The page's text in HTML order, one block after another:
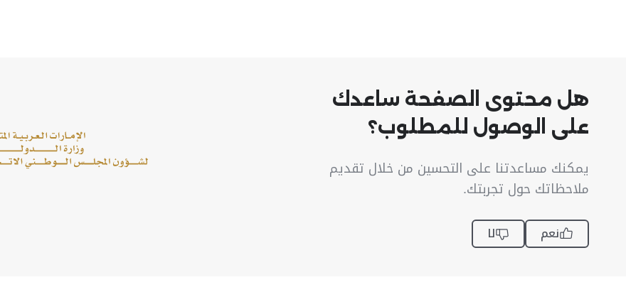
هل محتوى الصفحة ساعدك
على الوصول للمطلوب؟
يمكنك مساعدتنا على التحسين من خلال تقديم
ملاحظاتك حول تجربتك.
نعم لا